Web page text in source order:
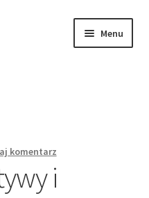
Menu
komentarz
i